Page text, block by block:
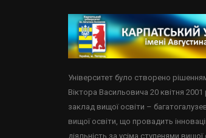
Університет було створено
Віктора Васильовича 20 квітня
заклад вищої освіти –
вищої освіти, що провадить
діяльність за усіма ступенями